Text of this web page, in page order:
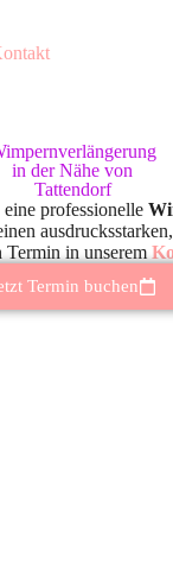
in der Nähe von
Tattendorf
professionelle
Termin in unserem
Termin buchen